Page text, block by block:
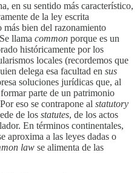
en su sentido más característico,
de la ley escrita
bien del razonamiento
llama common porque es un
históricamente por los
locales (recordemos que
delega esa facultad en sus
soluciones jurídicas que, al
parte de un patrimonio
eso se contrapone al statutory
de los statutes, de los actos
En términos continentales,
aproxima a las leyes dadas o
law se alimenta de las